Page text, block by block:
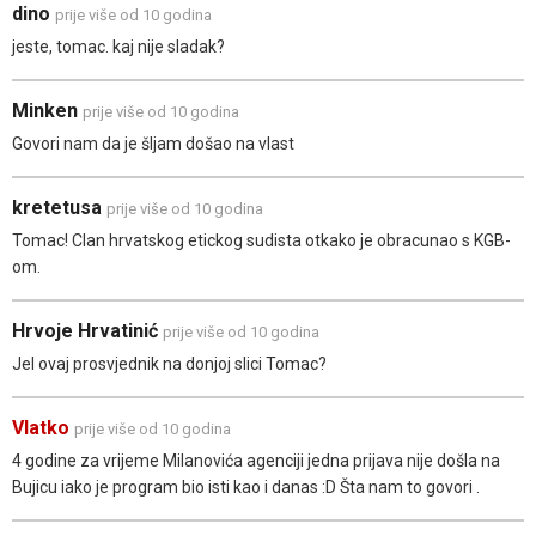
dino prije više od 10 godina
jeste, tomac. kaj nije sladak?
Minken prije više od 10 godina
Govori nam da je šljam došao na vlast
kretetusa prije više od 10 godina
Tomac! Clan hrvatskog etickog sudista otkako je obracunao s KGB-
om.
Hrvoje Hrvatinić prije više od 10 godina
Jel ovaj prosvjednik na donjoj slici Tomac?
Vlatko prije više od 10 godina
4 godine za vrijeme Milanovića agenciji jedna prijava nije došla na
Bujicu iako je program bio isti kao i danas :D Šta nam to govori .